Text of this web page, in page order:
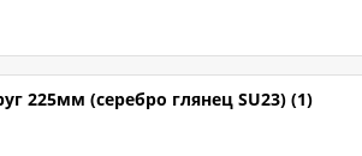
225мм (серебро глянец SU23) (1)